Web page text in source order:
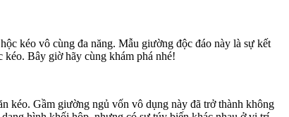
kéo vô cùng đa năng. Mẫu giường độc đáo này là sự kết
Bây giờ hãy cùng khám phá nhé!
kéo. Gầm giường ngủ vốn vô dụng này đã trở thành không